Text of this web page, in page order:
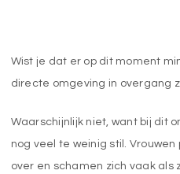
Wist je dat er op dit moment
directe omgeving in overgang
Waarschijnlijk niet, want bij dit
nog veel te weinig stil.
over en schamen zich vaak als